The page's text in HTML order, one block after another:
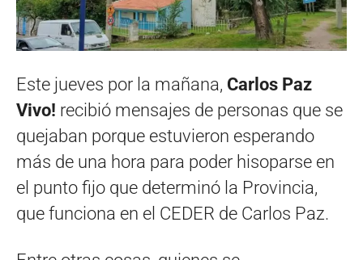
Este jueves por la mañana, Carlos Paz
Vivo! recibió mensajes de personas que se
quejaban porque estuvieron esperando
más de una hora para poder hisoparse en
el punto fijo que determinó la Provincia,
que funciona en el CEDER de Carlos Paz.